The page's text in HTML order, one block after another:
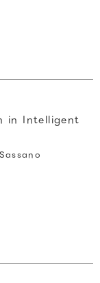
in Intelligent